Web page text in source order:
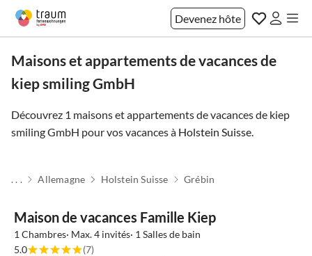
Devenez hôte
Maisons et appartements de vacances de
kiep smiling GmbH
Découvrez 1 maisons et appartements de vacances de kiep
smiling GmbH pour vos vacances à Holstein Suisse.
. . . Allemagne Holstein Suisse Grébin
Maison de vacances Famille Kiep
1 Chambres· Max. 4 invités· 1 Salles de bain
5.0
(7)